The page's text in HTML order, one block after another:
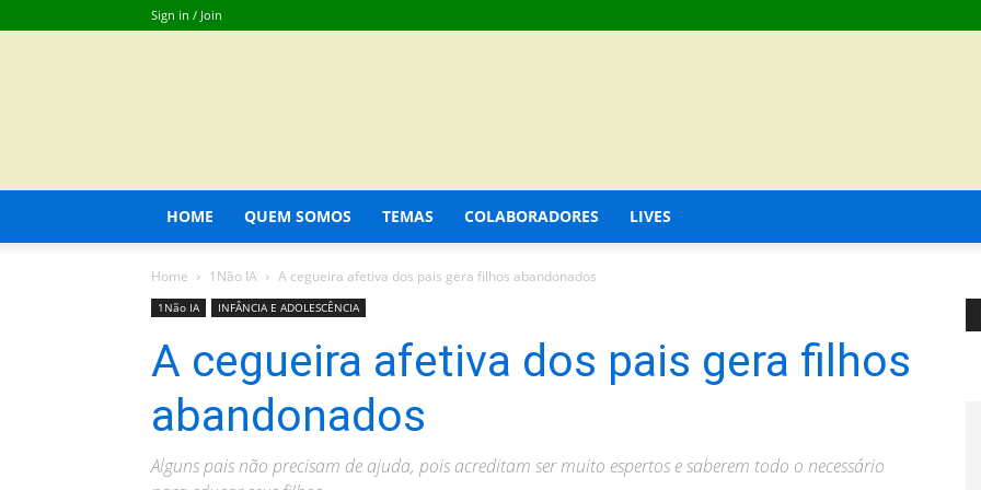
Sign in / Join
HOME QUEM SOMOS TEMAS COLABORADORES LIVES
Home 1Não IA A cegueira afetiva dos pais gera filhos abandonados
1Não IA INFÂNCIA E ADOLESCÊNCIA
A cegueira afetiva dos pais gera filhos
abandonados
Alguns pais não precisam de ajuda, pois acreditam ser muito espertos e saberem todo o necessário